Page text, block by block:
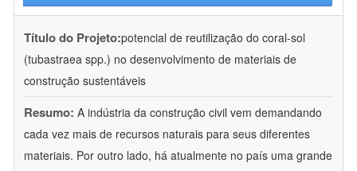
Título do Projeto:potencial de reutilização do coral-sol
(tubastraea spp.) no desenvolvimento de materiais de
construção sustentáveis
Resumo: A indústria da construção civil vem demandando
cada vez mais de recursos naturais para seus diferentes
materiais. Por outro lado, há atualmente no país uma grande